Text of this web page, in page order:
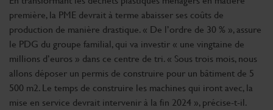
médias sociaux et d'analyser notre trafic. Nous
partageons également des informations sur l'utilisation de
notre site avec nos partenaires de médias sociaux, de
publicité et d'analyse, qui peuvent combiner celles-ci
avec d'autres informations que vous leur avez fournies
ou qu'ils ont collectées lors de votre utilisation de leurs
services.
première, la PME devrait à terme abaisser ses coûts de
production de manière drastique. « De l’ordre de 30 % », assure
le PDG du groupe familial, qui va investir « une vingtaine de
millions d’euros » dans ce centre de tri. « Sous trois mois, nous
allons déposer un permis de construire pour un bâtiment de 5
500 m2. Le temps de construire les machines qui iront avec, la
mise en service devrait intervenir à la fin 2024 », précise-t-il.